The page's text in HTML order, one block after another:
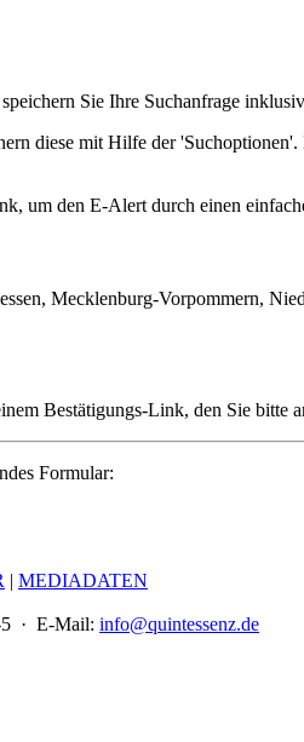
Sie Ihre Suchanfrage
diese mit Hilfe der
um den E-Alert durch einen
Mecklenburg-Vorpommern,
Bestätigungs-Link, den Sie
Formular:
| MEDIADATEN
5 · E-Mail: info@quintessenz.de